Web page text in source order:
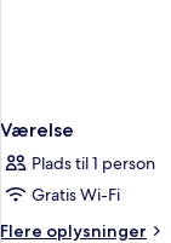
Værelse
Plads til 1 person
Gratis Wi-Fi
Flere oplysninger
Flere